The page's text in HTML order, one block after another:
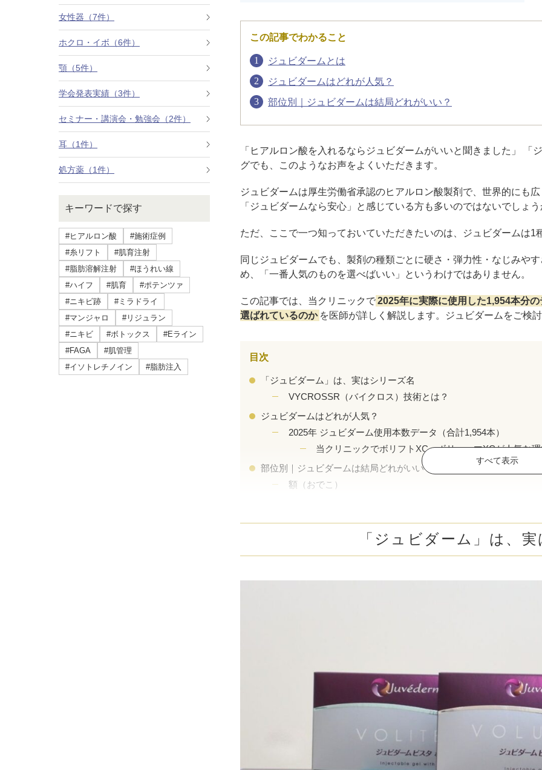
クレヴィエル注入 プロテーゼ手術（顎） ポテン
ダーマペン4
ケアシス 水光注射
ACRS療法（自己血サイトカインリッチ注入
療法）
トXC）
プロファイロ プルリ
ルメッカ
シミ取りレーザー（Q-YAGレーザー） 美白内服薬 シナール・トラネキサム酸 トレチ
ハイドラフェイシャル
ミラノリピールボディ ケミカルピーリング イソトレ
CO2高周波レーザー（Esprit） 電気焼灼器（モノポーラー） 真皮線
脂肪由来幹細胞点滴
美脚（ふくらはぎ）ボトックス
ボトックス注射 （多汗症）
女性医療脱毛
乳輪縮小術 陥没乳
小陰唇縮小術
サイトカイン（ベビースキン）点滴 美白点
女性器（7件）
ホクロ・イボ（6件）
顎（5件）
学会発表実績（3件）
セミナー・講演会・勉強会（2件）
耳（1件）
処方薬（1件）
キーワードで探す
#ヒアルロン酸
#施術症例
#糸リフト
#肌育注射
#脂肪溶解注射
#ほうれい線
#ハイフ
#肌育
#ポテンツァ
#ニキビ跡
#ミラドライ
#マンジャロ
#リジュラン
#ニキビ
#ボトックス
#Eライン
#FAGA
#肌管理
#イソトレチノイン
#脂肪注入
この記事でわかること
ジュビダームとは
ジュビダームはどれが人気？
部位別｜ジュビダームは結局どれがいい？
「ヒアルロン酸を入れるならジュビダームがいいと聞きました」 「
グでも、このようなお声をよくいただきます。
ジュビダームは厚生労働省承認のヒアルロン酸製剤で、世界的にも
「ジュビダームなら安心」と感じている方も多いのではないでしょう
ただ、ここで一つ知っておいていただきたいのは、ジュビダームは1
同じジュビダームでも、製剤の種類ごとに硬さ・弾力性・なじみや
め、「一番人気のものを選べばいい」というわけではありません。
この記事では、当クリニックで2025年に実際に使用した1,954本分
選ばれているのか を医師が詳しく解説します。ジュビダームをご検
目次
「ジュビダーム」は、実はシリーズ名
VYCROSSR（バイクロス）技術とは？
ジュビダームはどれが人気？
2025年 ジュビダーム使用本数データ（合計1,954本）
当クリニックでボリフトXC・ボリューマXCが人気な
部位別｜ジュビダームは結局どれがいい？
額（おでこ）
おすすめ：ボルベラXC
おすすめ：ボリフトXC
ヒアルロン酸注射(頬・こめかみ)の施術例
おすすめ：ボリフトXC
ヒアルロン酸リフトの施術例（リド・ボリューマXC・ボリフ
すべて表示
「ジュビダーム」は、